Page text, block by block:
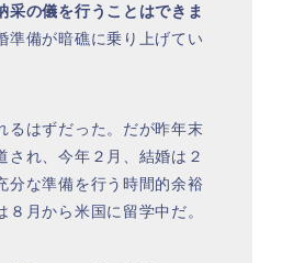
采の儀を行うことはできま
準備が暗礁に乗り上げてい
るはずだった。だが昨年末
れ、今年２月、結婚は２
分な準備を行う時間的余裕
月から米国に留学中だ。